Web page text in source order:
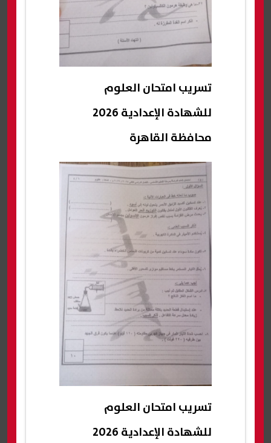
تسريب امتحان العلوم
للشهادة الإعدادية 2026
محافظة القاهرة
تسريب امتحان العلوم
للشهادة الإعدادية 2026